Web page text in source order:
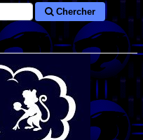
Chercher